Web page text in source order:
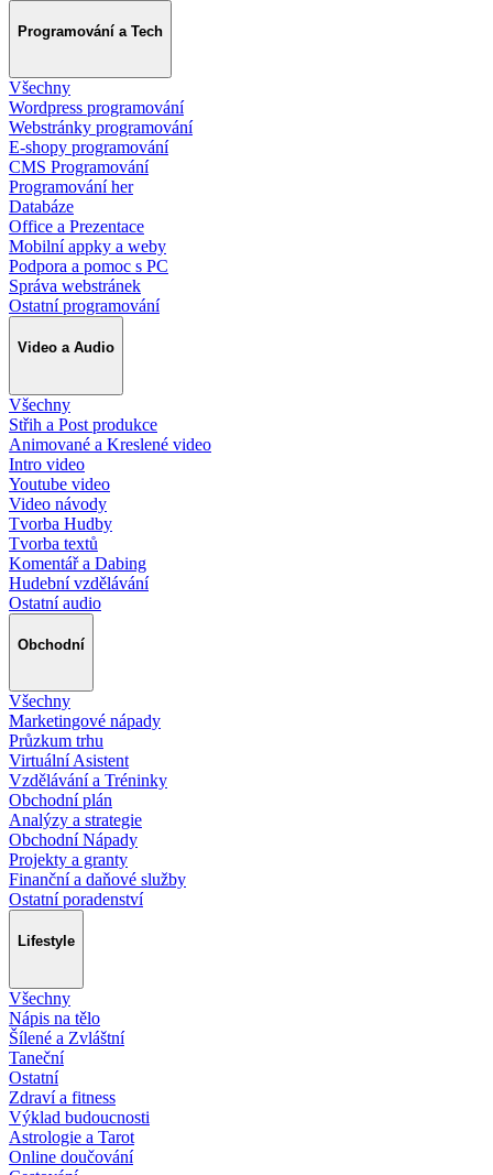
Programování a Tech
Všechny
Wordpress programování
Webstránky programování
E-shopy programování
CMS Programování
Programování her
Databáze
Office a Prezentace
Mobilní appky a weby
Podpora a pomoc s PC
Správa webstránek
Ostatní programování
Video a Audio
Všechny
Střih a Post produkce
Animované a Kreslené video
Intro video
Youtube video
Video návody
Tvorba Hudby
Tvorba textů
Komentář a Dabing
Hudební vzdělávání
Ostatní audio
Obchodní
Všechny
Marketingové nápady
Průzkum trhu
Virtuální Asistent
Vzdělávání a Tréninky
Obchodní plán
Analýzy a strategie
Obchodní Nápady
Projekty a granty
Finanční a daňové služby
Ostatní poradenství
Lifestyle
Všechny
Nápis na tělo
Šílené a Zvláštní
Taneční
Ostatní
Zdraví a fitness
Výklad budoucnosti
Astrologie a Tarot
Online doučování